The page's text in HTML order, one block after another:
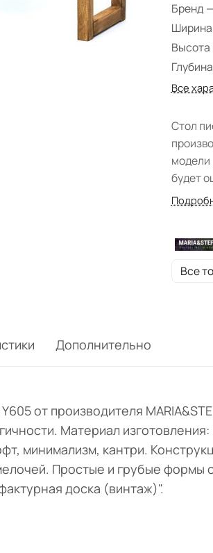
Бренд
Ширина
Высота
Глубина
Все
Стол
модели
будет
ножек
Все
Дополнительно
от производителя
Материал
минимализм, кантри.
Простые и грубые формы
доска (винтаж)".